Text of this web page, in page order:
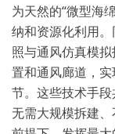
为天然的“微型海
纳和资源化利用
照与通风仿真模
置和通风廊道，
节。这些技术手
无需大规模拆建